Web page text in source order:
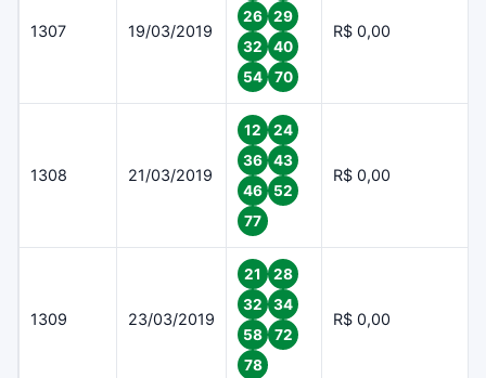
1307 19/03/2019
26
29
32
40
54
70
R$ 0,00
1308 21/03/2019
12
24
36
43
46
52
77
R$ 0,00
1309 23/03/2019
21
28
32
34
58
72
78
R$ 0,00